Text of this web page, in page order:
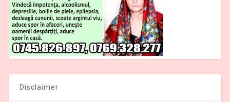
Disclaimer